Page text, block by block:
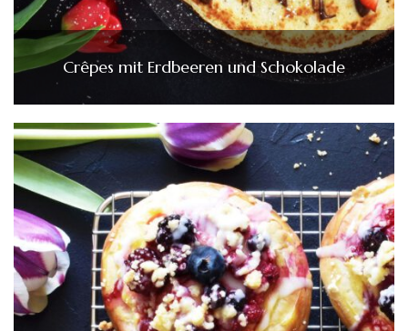
Crêpes mit Erdbeeren und Schokolade